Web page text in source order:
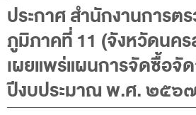
ประวัติสำนักงานการตรวจเงินแผ่นดิน
พรป. ว่าด้วยการตรวจเงินแผ่นดิน พ.ศ.
แผนปฏิบัติราชการ ระยะ 5 ปี (พ.ศ.
พระราชดำรัส รัชกาลที่ 9
ประกาศ สำนักงานการต
ภูมิภาคที่ 11 (จังหวัดนคร
เผยแพร่แผนการจัดซื้อจัด
ปีงบประมาณ พ.ศ. ๒๕๖